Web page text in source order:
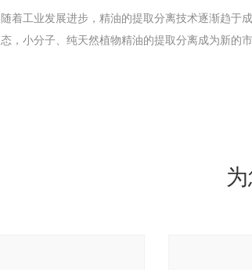
随着工业发展进步，精油的提取分离技术逐渐趋于
态，小分子、纯天然植物精油的提取分离成为新的